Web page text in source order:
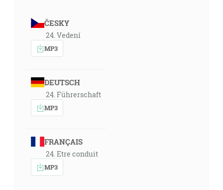
ČESKY
24. Vedení
MP3
DEUTSCH
24. Führerschaft
MP3
FRANÇAIS
24. Etre conduit
MP3